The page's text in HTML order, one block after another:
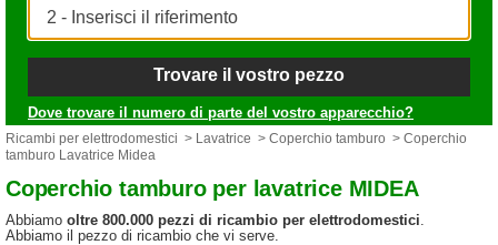
Trovare il vostro pezzo
Dove trovare il numero di parte del vostro apparecchio?
Ricambi per elettrodomestici > Lavatrice > Coperchio tamburo > Coperchio
tamburo Lavatrice Midea
Coperchio tamburo per lavatrice MIDEA
Abbiamo oltre 800.000 pezzi di ricambio per elettrodomestici.
Abbiamo il pezzo di ricambio che vi serve.